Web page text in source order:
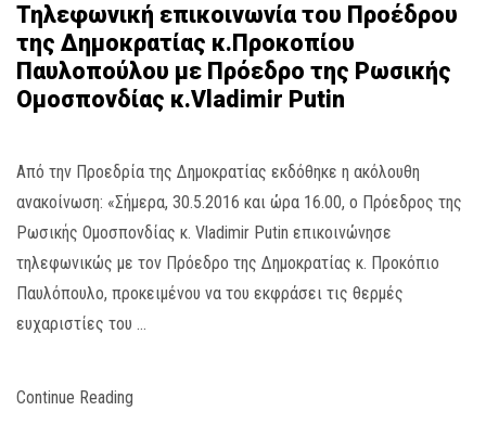
Τηλεφωνική επικοινωνία του Προέδρου
της Δημοκρατίας κ.Προκοπίου
Παυλοπούλου με Πρόεδρο της Ρωσικής
Ομοσπονδίας κ.Vladimir Putin
Από την Προεδρία της Δημοκρατίας εκδόθηκε η ακόλουθη
ανακοίνωση: «Σήμερα, 30.5.2016 και ώρα 16.00, ο Πρόεδρος της
Ρωσικής Ομοσπονδίας κ. Vladimir Putin επικοινώνησε
τηλεφωνικώς με τον Πρόεδρο της Δημοκρατίας κ. Προκόπιο
Παυλόπουλο, προκειμένου να του εκφράσει τις θερμές
ευχαριστίες του …
Continue Reading